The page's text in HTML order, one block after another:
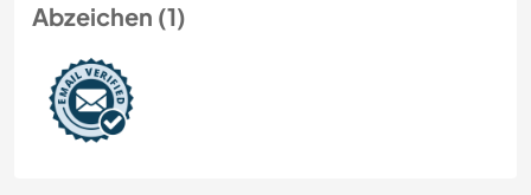
Abzeichen (1)